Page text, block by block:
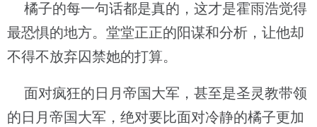
橘子的每一句话都是真的，这才是霍雨浩觉得
最恐惧的地方。堂堂正正的阳谋和分析，让他却
不得不放弃囚禁她的打算。
面对疯狂的日月帝国大军，甚至是圣灵教带领
的日月帝国大军，绝对要比面对冷静的橘子更加